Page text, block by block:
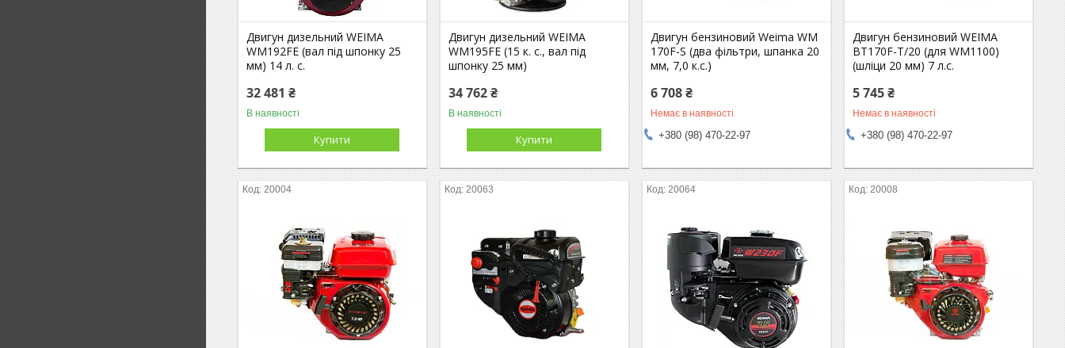
Двигун дизельний WEIMA
WM192FЕ (вал під шпонку 25
мм) 14 л. с.
32 481 ₴
В наявності
Купити
Двигун дизельний WEIMA
WM195FE (15 к. с., вал під
шпонку 25 мм)
34 762 ₴
В наявності
Купити
Двигун бензиновий Weima WM
170F-S (два фільтри, шпанка 20
мм, 7,0 к.с.)
6 708 ₴
Немає в наявності
+380 (98) 470-22-97
Двигун бензиновий WEIMA
BT170F-Т/20 (для WM1100)
(шліци 20 мм) 7 л.с.
5 745 ₴
Немає в наявності
+380 (98) 470-22-97
20004 20063 20064 20008